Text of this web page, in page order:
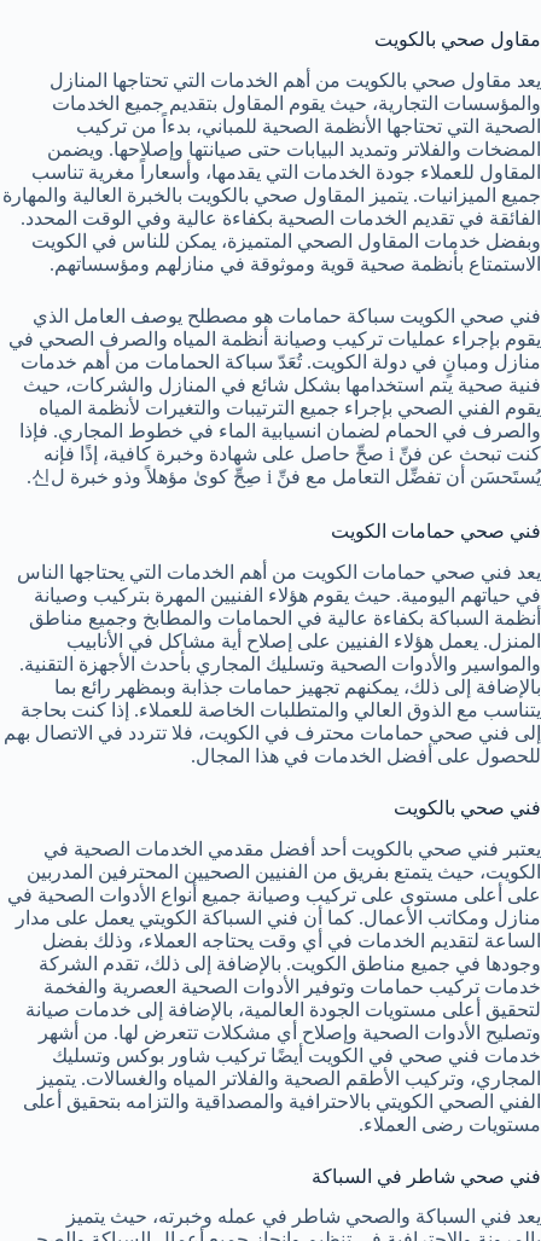
مقاول صحي بالكويت
يعد مقاول صحي بالكويت من أهم الخدمات التي تحتاجها المنازل
والمؤسسات التجارية، حيث يقوم المقاول بتقديم جميع الخدمات
الصحية التي تحتاجها الأنظمة الصحية للمباني، بدءاً من تركيب
المضخات والفلاتر وتمديد البيابات حتى صيانتها وإصلاحها. ويضمن
المقاول للعملاء جودة الخدمات التي يقدمها، وأسعاراً مغرية تناسب
جميع الميزانيات. يتميز المقاول صحي بالكويت بالخبرة العالية والمهارة
الفائقة في تقديم الخدمات الصحية بكفاءة عالية وفي الوقت المحدد.
وبفضل خدمات المقاول الصحي المتميزة، يمكن للناس في الكويت
الاستمتاع بأنظمة صحية قوية وموثوقة في منازلهم ومؤسساتهم.
فني صحي الكويت سباكة حمامات هو مصطلح يوصف العامل الذي
يقوم بإجراء عمليات تركيب وصيانة أنظمة المياه والصرف الصحي في
منازل ومبانٍ في دولة الكويت. تُعَدّ سباكة الحمامات من أهم خدمات
فنية صحية يتم استخدامها بشكل شائع في المنازل والشركات، حيث
يقوم الفني الصحي بإجراء جميع الترتيبات والتغيرات لأنظمة المياه
والصرف في الحمام لضمان انسيابية الماء في خطوط المجاري. فإذا
كنت تبحث عن فنِّ i صحِّ حاصل على شهادة وخبرة كافية، إذًا فإنه
يُستَحسَن أن تفضِّل التعامل مع فنِّ i صِحِّ كوىٰ مؤهلاً وذو خبرة ل신.
فني صحي حمامات الكويت
يعد فني صحي حمامات الكويت من أهم الخدمات التي يحتاجها الناس
في حياتهم اليومية. حيث يقوم هؤلاء الفنيين المهرة بتركيب وصيانة
أنظمة السباكة بكفاءة عالية في الحمامات والمطابخ وجميع مناطق
المنزل. يعمل هؤلاء الفنيين على إصلاح أية مشاكل في الأنابيب
والمواسير والأدوات الصحية وتسليك المجاري بأحدث الأجهزة التقنية.
بالإضافة إلى ذلك، يمكنهم تجهيز حمامات جذابة وبمظهر رائع بما
يتناسب مع الذوق العالي والمتطلبات الخاصة للعملاء. إذا كنت بحاجة
إلى فني صحي حمامات محترف في الكويت، فلا تتردد في الاتصال بهم
للحصول على أفضل الخدمات في هذا المجال.
فني صحي بالكويت
يعتبر فني صحي بالكويت أحد أفضل مقدمي الخدمات الصحية في
الكويت، حيث يتمتع بفريق من الفنيين الصحيين المحترفين المدربين
على أعلى مستوى على تركيب وصيانة جميع أنواع الأدوات الصحية في
منازل ومكاتب الأعمال. كما أن فني السباكة الكويتي يعمل على مدار
الساعة لتقديم الخدمات في أي وقت يحتاجه العملاء، وذلك بفضل
وجودها في جميع مناطق الكويت. بالإضافة إلى ذلك، تقدم الشركة
خدمات تركيب حمامات وتوفير الأدوات الصحية العصرية والفخمة
لتحقيق أعلى مستويات الجودة العالمية، بالإضافة إلى خدمات صيانة
وتصليح الأدوات الصحية وإصلاح أي مشكلات تتعرض لها. من أشهر
خدمات فني صحي في الكويت أيضًا تركيب شاور بوكس وتسليك
المجاري، وتركيب الأطقم الصحية والفلاتر المياه والغسالات. يتميز
الفني الصحي الكويتي بالاحترافية والمصداقية والتزامه بتحقيق أعلى
مستويات رضى العملاء.
فني صحي شاطر في السباكة
يعد فني السباكة والصحي شاطر في عمله وخبرته، حيث يتميز